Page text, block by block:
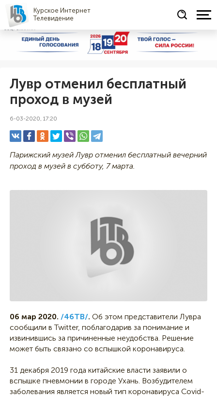
Курское Интернет
Телевидение
СОЦРЕКЛАМА
Лувр отменил бесплатный
проход в музей
6-03-2020, 17:20
Парижский музей Лувр отменил бесплатный вечерний
проход в музей в субботу, 7 марта.
06 мар 2020. /46ТВ/. Об этом представители Лувра
сообщили в Twitter, поблагодарив за понимание и
извинившись за причиненные неудобства. Решение
может быть связано со вспышкой коронавируса.
31 декабря 2019 года китайские власти заявили о
вспышке пневмонии в городе Ухань. Возбудителем
заболевания является новый тип коронавируса Covid-